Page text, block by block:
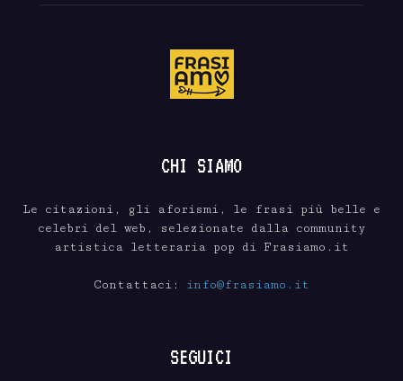
CHI SIAMO
Le citazioni, gli aforismi, le frasi più belle e
celebri del web, selezionate dalla community
artistica letteraria pop di Frasiamo.it
Contattaci: info@frasiamo.it
SEGUICI